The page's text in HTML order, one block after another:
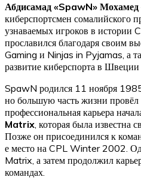
Абдисамад «SpawN» Мохамед
киберспортсмен сомалийского
узнаваемых игроков в
прославился благодаря своим
Gaming и Ninjas in Pyjamas, а
развитие киберспорта в Швеции
SpawN родился 11 ноября
но большую часть жизни
профессиональная карьера
Matrix, которая была известна
Позже он присоединился к
е место на CPL Winter 2002.
Matrix, а затем продолжил
командах.